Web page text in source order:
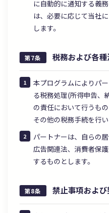
に自動的に通知する義
は、必要に応じて当社
します。
第7条 税務および各
本プログラムによりパ
る税務処理(所得申告、
の責任において行うも
その他の税務手続を行い
パートナーは、自らの
広告関連法、消費者保
するものとします。
第8条 禁止事項およ